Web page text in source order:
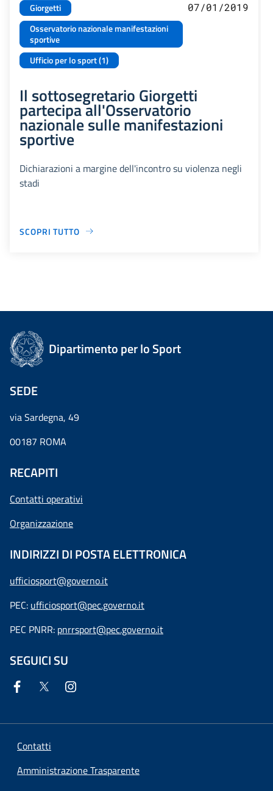
Giorgetti
Osservatorio nazionale manifestazioni
sportive
Ufficio per lo sport (1)
07/01/2019
Il sottosegretario Giorgetti
partecipa all'Osservatorio
nazionale sulle manifestazioni
sportive
Dichiarazioni a margine dell'incontro su violenza negli
stadi
SCOPRI TUTTO
Dipartimento per lo Sport
SEDE
via Sardegna, 49
00187 ROMA
RECAPITI
Contatti operativi
Organizzazione
INDIRIZZI DI POSTA ELETTRONICA
ufficiosport@governo.it
PEC: ufficiosport@pec.governo.it
PEC PNRR: pnrrsport@pec.governo.it
SEGUICI SU
Contatti
Amministrazione Trasparente